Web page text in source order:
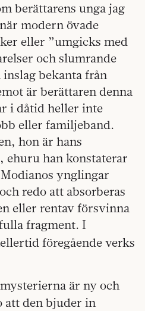
berättarens unga jag
modern övade
eller ”umgicks med
och slumrande
bekanta från
är berättaren denna
i dåtid heller inte
eller familjeband.
hon är hans
ehuru han konstaterar
ynglingar
redo att absorberas
eller rentav försvinna
fragment. I
föregående verks
är ny och
att den bjuder in